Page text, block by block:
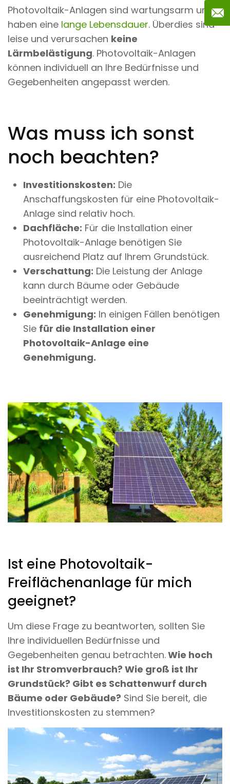
Photovoltaik-Anlagen sind wartungsarm und
haben eine lange Lebensdauer. Überdies sind
leise und verursachen keine
Lärmbelästigung. Photovoltaik-Anlagen
können individuell an Ihre Bedürfnisse und
Gegebenheiten angepasst werden.
Was muss ich sonst
noch beachten?
Investitionskosten: Die
Anschaffungskosten für eine Photovoltaik-
Anlage sind relativ hoch.
Dachfläche: Für die Installation einer
Photovoltaik-Anlage benötigen Sie
ausreichend Platz auf Ihrem Grundstück.
Verschattung: Die Leistung der Anlage
kann durch Bäume oder Gebäude
beeinträchtigt werden.
Genehmigung: In einigen Fällen benötigen
Sie für die Installation einer
Photovoltaik-Anlage eine
Genehmigung.
Ist eine Photovoltaik-
Freiflächenanlage für mich
geeignet?
Um diese Frage zu beantworten, sollten Sie
Ihre individuellen Bedürfnisse und
Gegebenheiten genau betrachten.Wie hoch
ist Ihr Stromverbrauch? Wie groß ist Ihr
Grundstück? Gibt es Schattenwurf durch
Bäume oder Gebäude? Sind Sie bereit, die
Investitionskosten zu stemmen?